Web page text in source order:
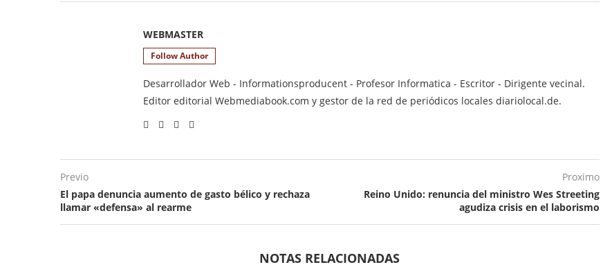
WEBMASTER
Follow Author
Desarrollador Web - Informationsproducent - Profesor Informatica - Escritor - Dirigente vecinal.
Editor editorial Webmediabook.com y gestor de la red de periódicos locales diariolocal.de.
Previo
El papa denuncia aumento de gasto bélico y rechaza
llamar «defensa» al rearme
Proximo
Reino Unido: renuncia del ministro Wes Streeting
agudiza crisis en el laborismo
NOTAS RELACIONADAS